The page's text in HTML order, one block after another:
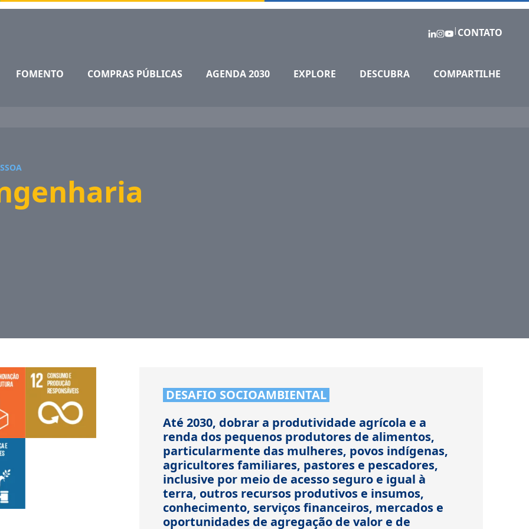
| CONTATO
FOMENTO COMPRAS PÚBLICAS AGENDA 2030 EXPLORE DESCUBRA COMPARTILHE
DESAFIO SOCIOAMBIENTAL
Até 2030, dobrar a produtividade agrícola e a
renda dos pequenos produtores de alimentos,
particularmente das mulheres, povos indígenas,
agricultores familiares, pastores e pescadores,
inclusive por meio de acesso seguro e igual à
terra, outros recursos produtivos e insumos,
conhecimento, serviços financeiros, mercados e
oportunidades de agregação de valor e de